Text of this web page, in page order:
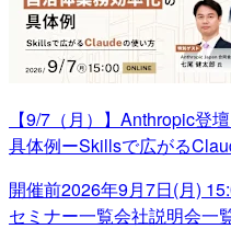
【9/7（月）】Anthropic登
具体例ーSkillsで広がる
開催前2026年9月7日(月)
セミナー一覧会社説明会一